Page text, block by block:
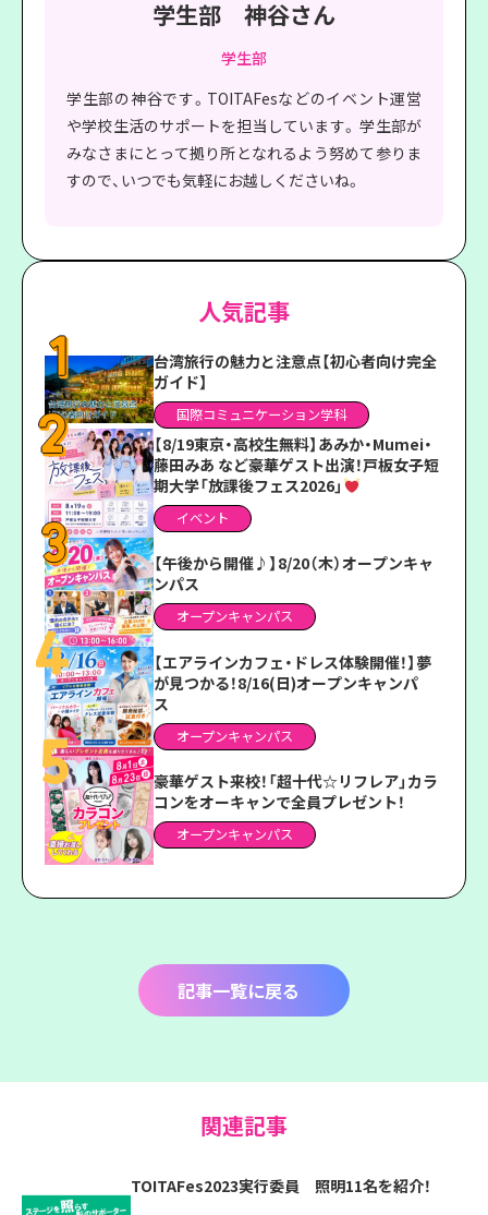
学生部 神谷さん
学生部
学生部の神谷です。TOITAFesなどのイベント運営
や学校生活のサポートを担当しています。 学生部が
みなさまにとって拠り所となれるよう努めて参りま
すので、いつでも気軽にお越しくださいね。
人気記事
台湾旅行の魅力と注意点【初心者向け完全
ガイド】
国際コミュニケーション学科
【8/19東京・高校生無料】あみか・Mumei・
藤田みあ など豪華ゲスト出演！戸板女子短
期大学「放課後フェス2026」
イベント
【午後から開催♪】8/20（木）オープンキャ
ンパス
オープンキャンパス
【エアラインカフェ・ドレス体験開催！】夢
が見つかる！8/16(日)オープンキャンパ
ス
オープンキャンパス
豪華ゲスト来校！「超十代☆リフレア」カラ
コンをオーキャンで全員プレゼント！
オープンキャンパス
記事一覧に戻る
関連記事
TOITAFes2023実行委員 照明11名を紹介！